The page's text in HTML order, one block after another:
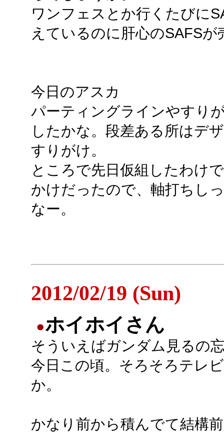
ワンフェスとか行くたびに
えているのに肝心のSAFS
今日のアスカ
パーティングラインやすり
したかな。段差ある所はデ
すりがけ。
ところで先日仮組したわけ
かけだったので、軸打ちし
なー。
2012/02/19 (Sun)
●ホイホイさん
そういえばガンダム見るの
今日この頃。そろそろテレ
か。
かなり前から積んでて結構